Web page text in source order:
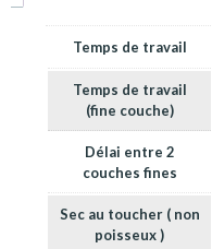
Temps de travail
Temps de travail
(fine couche)
Délai entre 2
couches fines
Sec au toucher ( non
poisseux )